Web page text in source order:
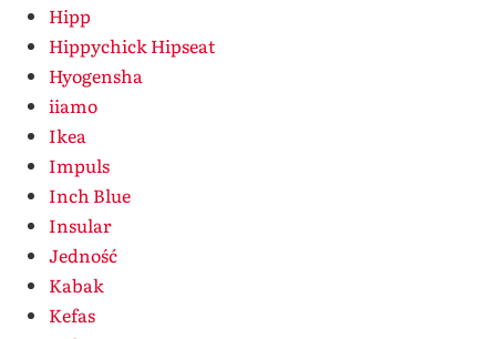
Hipp
Hippychick Hipseat
Hyogensha
iiamo
Ikea
Impuls
Inch Blue
Insular
Jedność
Kabak
Kefas